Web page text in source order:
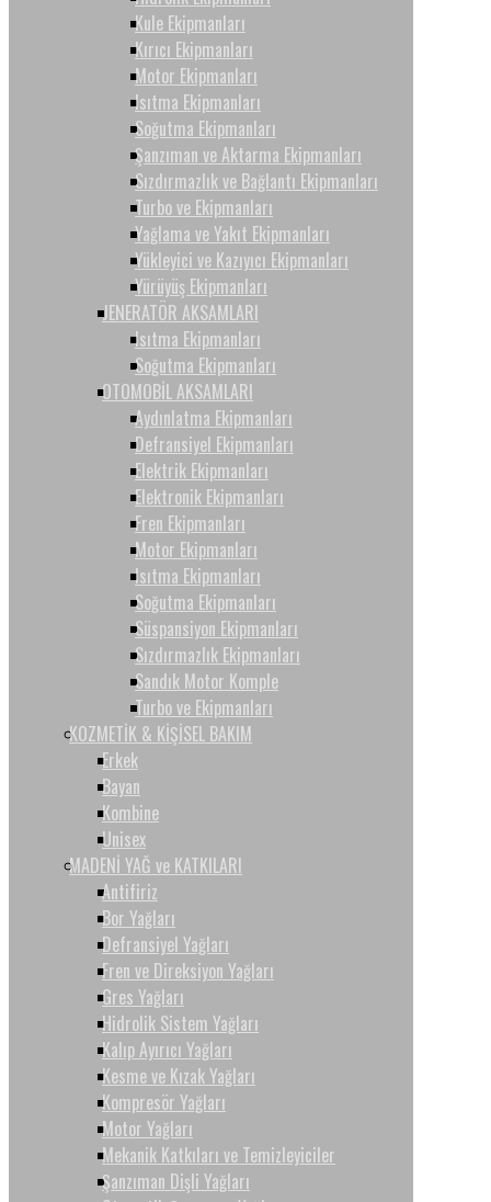
Kule Ekipmanları
Kırıcı Ekipmanları
Motor Ekipmanları
Isıtma Ekipmanları
Soğutma Ekipmanları
Şanzıman ve Aktarma Ekipmanları
Sızdırmazlık ve Bağlantı Ekipmanları
Turbo ve Ekipmanları
Yağlama ve Yakıt Ekipmanları
Yükleyici ve Kazıyıcı Ekipmanları
Yürüyüş Ekipmanları
JENERATÖR AKSAMLARI
Isıtma Ekipmanları
Soğutma Ekipmanları
OTOMOBİL AKSAMLARI
Aydınlatma Ekipmanları
Defransiyel Ekipmanları
Elektrik Ekipmanları
Elektronik Ekipmanları
Fren Ekipmanları
Motor Ekipmanları
Isıtma Ekipmanları
Soğutma Ekipmanları
Süspansiyon Ekipmanları
Sızdırmazlık Ekipmanları
Sandık Motor Komple
Turbo ve Ekipmanları
KOZMETİK & KİŞİSEL BAKIM
Erkek
Bayan
Kombine
Unisex
MADENİ YAĞ ve KATKILARI
Antifiriz
Bor Yağları
Defransiyel Yağları
Fren ve Direksiyon Yağları
Gres Yağları
Hidrolik Sistem Yağları
Kalıp Ayırıcı Yağları
Kesme ve Kızak Yağları
Kompresör Yağları
Motor Yağları
Mekanik Katkıları ve Temizleyiciler
Şanzıman Dişli Yağları